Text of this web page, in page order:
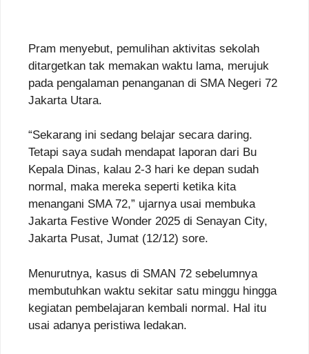
Pram menyebut, pemulihan aktivitas sekolah
ditargetkan tak memakan waktu lama, merujuk
pada pengalaman penanganan di SMA Negeri 72
Jakarta Utara.
“Sekarang ini sedang belajar secara daring.
Tetapi saya sudah mendapat laporan dari Bu
Kepala Dinas, kalau 2-3 hari ke depan sudah
normal, maka mereka seperti ketika kita
menangani SMA 72,” ujarnya usai membuka
Jakarta Festive Wonder 2025 di Senayan City,
Jakarta Pusat, Jumat (12/12) sore.
Menurutnya, kasus di SMAN 72 sebelumnya
membutuhkan waktu sekitar satu minggu hingga
kegiatan pembelajaran kembali normal. Hal itu
usai adanya peristiwa ledakan.